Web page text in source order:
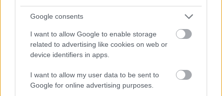
Google consents
I want to allow Google to enable storage
related to advertising like cookies on web or
device identifiers in apps.
I want to allow my user data to be sent to
Google for online advertising purposes.